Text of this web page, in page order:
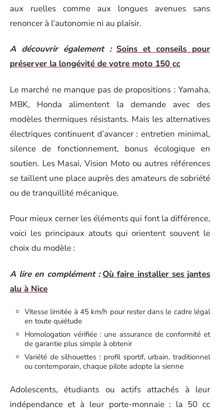
aux ruelles comme aux longues avenues sans
renoncer à l’autonomie ni au plaisir.
A découvrir également : Soins et conseils pour
préserver la longévité de votre moto 150 cc
Le marché ne manque pas de propositions : Yamaha,
MBK, Honda alimentent la demande avec des
modèles thermiques résistants. Mais les alternatives
électriques continuent d’avancer : entretien minimal,
silence de fonctionnement, bonus écologique en
soutien. Les Masai, Vision Moto ou autres références
se taillent une place auprès des amateurs de sobriété
ou de tranquillité mécanique.
Pour mieux cerner les éléments qui font la différence,
voici les principaux atouts qui orientent souvent le
choix du modèle :
A lire en complément : Où faire installer ses jantes
alu à Nice
Vitesse limitée à 45 km/h pour rester dans le cadre légal
en toute quiétude
Homologation vérifiée : une assurance de conformité et
de garantie plus simple à obtenir
Variété de silhouettes : profil sportif, urbain, traditionnel
ou contemporain, chaque pilote adopte la sienne
Adolescents, étudiants ou actifs attachés à leur
indépendance et à leur porte-monnaie : la 50 cc